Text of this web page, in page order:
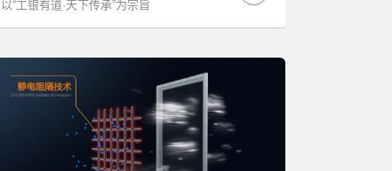
以“工银有道·天下传承”为宗旨